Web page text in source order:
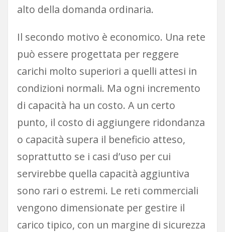
alto della domanda ordinaria.
Il secondo motivo è economico. Una rete
può essere progettata per reggere
carichi molto superiori a quelli attesi in
condizioni normali. Ma ogni incremento
di capacità ha un costo. A un certo
punto, il costo di aggiungere ridondanza
o capacità supera il beneficio atteso,
soprattutto se i casi d’uso per cui
servirebbe quella capacità aggiuntiva
sono rari o estremi. Le reti commerciali
vengono dimensionate per gestire il
carico tipico, con un margine di sicurezza